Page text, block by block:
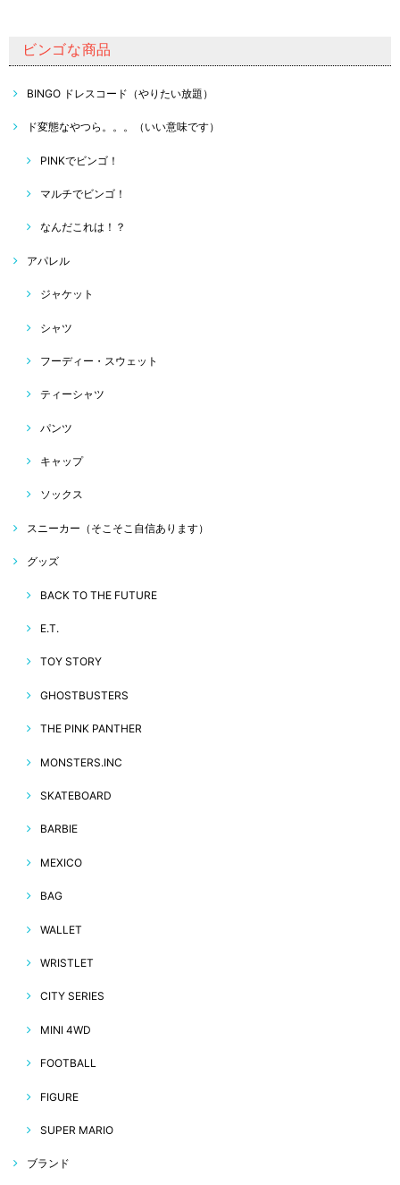
ビンゴな商品
BINGO ドレスコード（やりたい放題）
ド変態なやつら。。。（いい意味です）
PINKでビンゴ！
マルチでビンゴ！
なんだこれは！？
アパレル
ジャケット
シャツ
フーディー・スウェット
ティーシャツ
パンツ
キャップ
ソックス
スニーカー（そこそこ自信あります）
グッズ
BACK TO THE FUTURE
E.T.
TOY STORY
GHOSTBUSTERS
THE PINK PANTHER
MONSTERS.INC
SKATEBOARD
BARBIE
MEXICO
BAG
WALLET
WRISTLET
CITY SERIES
MINI 4WD
FOOTBALL
FIGURE
SUPER MARIO
ブランド